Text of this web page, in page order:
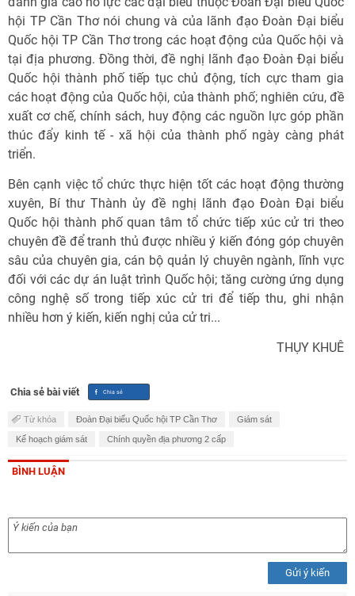
hội TP Cần Thơ nói chung và của lãnh đạo Đoàn Đại biểu
Quốc hội TP Cần Thơ trong các hoạt động của Quốc hội và
tại địa phương. Đồng thời, đề nghị lãnh đạo Đoàn Đại biểu
Quốc hội thành phố tiếp tục chủ động, tích cực tham gia
các hoạt động của Quốc hội, của thành phố; nghiên cứu, đề
xuất cơ chế, chính sách, huy động các nguồn lực góp phần
thúc đẩy kinh tế - xã hội của thành phố ngày càng phát
triển.
Bên cạnh việc tổ chức thực hiện tốt các hoạt động thường
xuyên, Bí thư Thành ủy đề nghị lãnh đạo Đoàn Đại biểu
Quốc hội thành phố quan tâm tổ chức tiếp xúc cử tri theo
chuyên đề để tranh thủ được nhiều ý kiến đóng góp chuyên
sâu của chuyên gia, cán bộ quản lý chuyên ngành, lĩnh vực
đối với các dự án luật trình Quốc hội; tăng cường ứng dụng
công nghệ số trong tiếp xúc cử tri để tiếp thu, ghi nhận
nhiều hơn ý kiến, kiến nghị của cử tri...
THỤY KHUÊ
Chia sẻ bài viết
Từ khóa Đoàn Đại biểu Quốc hội TP Cần Thơ Giám sát
Kế hoạch giám sát Chính quyền địa phương 2 cấp
BÌNH LUẬN
Gửi ý kiến